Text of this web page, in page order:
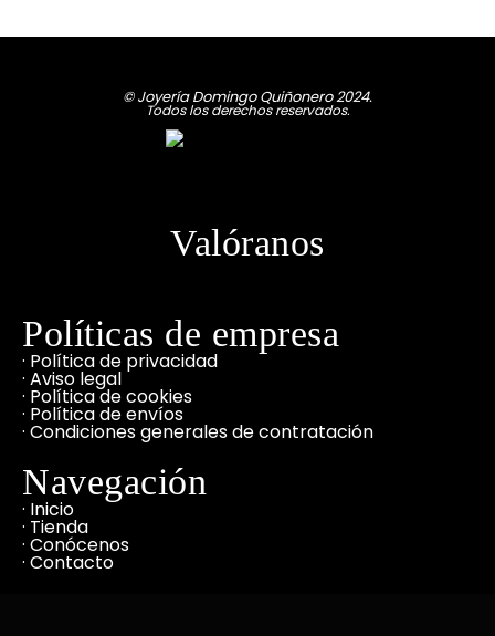
© Joyería Domingo Quiñonero 2024.
Todos los derechos reservados.
Valóranos
Políticas de empresa
· Política de privacidad
· Aviso legal
· Política de cookies
· Política de envíos
· Condiciones generales de contratación
Navegación
· Inicio
· Tienda
· Conócenos
· Contacto